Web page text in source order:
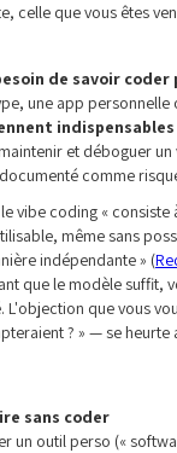
celle que vous êtes
de savoir
une app personnelle
et déboguer
comme
vibe coding «
même sans
indépendante » (
que le modèle suffit,
L'objection que vous
? » — se heurte
sans coder
un outil perso («